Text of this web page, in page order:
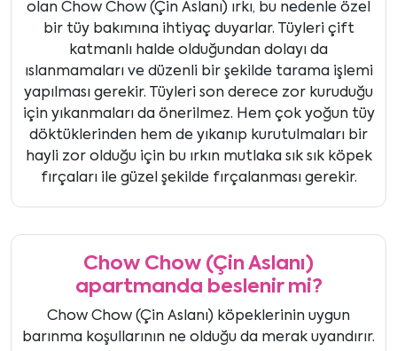
olan Chow Chow (Çin Aslanı) ırkı, bu nedenle özel
bir tüy bakımına ihtiyaç duyarlar. Tüyleri çift
katmanlı halde olduğundan dolayı da
ıslanmamaları ve düzenli bir şekilde tarama işlemi
yapılması gerekir. Tüyleri son derece zor kuruduğu
için yıkanmaları da önerilmez. Hem çok yoğun tüy
döktüklerinden hem de yıkanıp kurutulmaları bir
hayli zor olduğu için bu ırkın mutlaka sık sık köpek
fırçaları ile güzel şekilde fırçalanması gerekir.
Chow Chow (Çin Aslanı)
apartmanda beslenir mi?
Chow Chow (Çin Aslanı) köpeklerinin uygun
barınma koşullarının ne olduğu da merak uyandırır.